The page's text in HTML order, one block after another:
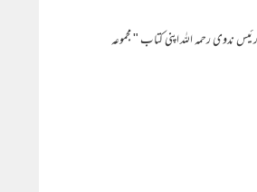
ندوی رحمہ اللہ اپنی کتاب " مجموعہ